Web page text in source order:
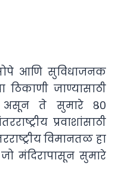
आणि सुविधाजनक
जाण्यासाठी
असून ते सुमारे ८०
प्रवाशांसाठी
विमानतळ हा
मंदिरापासून सुमारे